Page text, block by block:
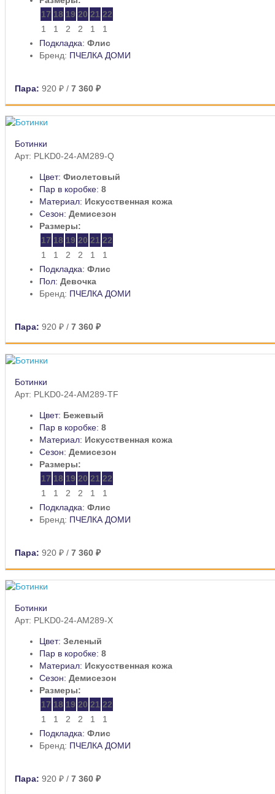
17 18 19 20 21 22
1
1 2 2 1
1
Подкладка: Флис
Бренд: ПЧЕЛКА ДОМИ
Пара: 920 ₽ / 7 360 ₽
Ботинки
Арт: PLKD0-24-AM289-Q
Цвет: Фиолетовый
Пар в коробке: 8
Материал: Искусственная кожа
Сезон: Демисезон
Размеры:
17 18 19 20 21 22
1
1 2 2 1
1
Подкладка: Флис
Пол: Девочка
Бренд: ПЧЕЛКА ДОМИ
Пара: 920 ₽ / 7 360 ₽
Ботинки
Арт: PLKD0-24-AM289-TF
Цвет: Бежевый
Пар в коробке: 8
Материал: Искусственная кожа
Сезон: Демисезон
Размеры:
17 18 19 20 21 22
1
1 2 2 1
1
Подкладка: Флис
Бренд: ПЧЕЛКА ДОМИ
Пара: 920 ₽ / 7 360 ₽
Ботинки
Арт: PLKD0-24-AM289-X
Цвет: Зеленый
Пар в коробке: 8
Материал: Искусственная кожа
Сезон: Демисезон
Размеры:
17 18 19 20 21 22
1
1 2 2 1
1
Подкладка: Флис
Бренд: ПЧЕЛКА ДОМИ
Пара: 920 ₽ / 7 360 ₽